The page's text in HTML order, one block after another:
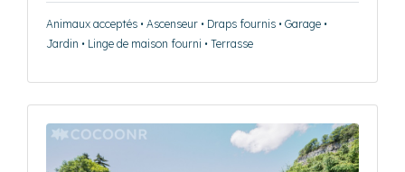
Animaux acceptés • Ascenseur • Draps fournis • Garage •
Jardin • Linge de maison fourni • Terrasse